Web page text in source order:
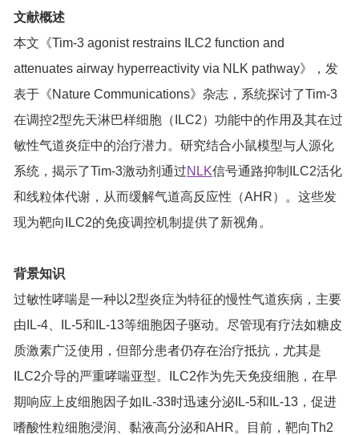
文献概述
本文《Tim-3 agonist restrains ILC2 function and
attenuates airway hyperreactivity via NLK pathway》，发
表于《Nature Communications》杂志，系统探讨了Tim-3
在调控2型先天淋巴样细胞（ILC2）功能中的作用及其在过
敏性气道炎症中的治疗潜力。研究结合小鼠模型与人源化
系统，揭示了Tim-3激动剂通过NLK信号通路抑制ILC2活化
和线粒体代谢，从而缓解气道高反应性（AHR）。这些发
现为靶向ILC2的免疫调控机制提供了新视角。
背景知识
过敏性哮喘是一种以2型炎症为特征的慢性气道疾病，主要
由IL-4、IL-5和IL-13等细胞因子驱动。尽管现有疗法如糖皮
质激素广泛使用，但部分患者仍存在治疗抵抗，尤其是
ILC2介导的严重哮喘亚型。ILC2作为先天免疫细胞，在早
期响应上皮细胞因子如IL-33时迅速分泌IL-5和IL-13，促进
嗜酸性粒细胞浸润、黏液高分泌和AHR。目前，靶向Th2